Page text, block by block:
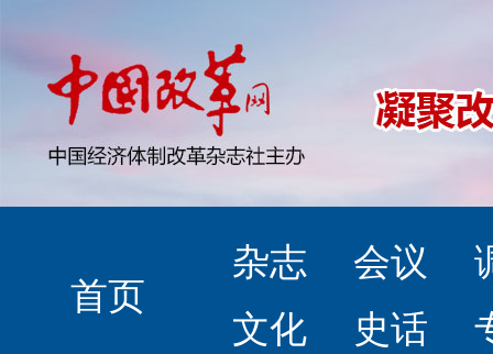
首页
杂志 会议
文化
史话